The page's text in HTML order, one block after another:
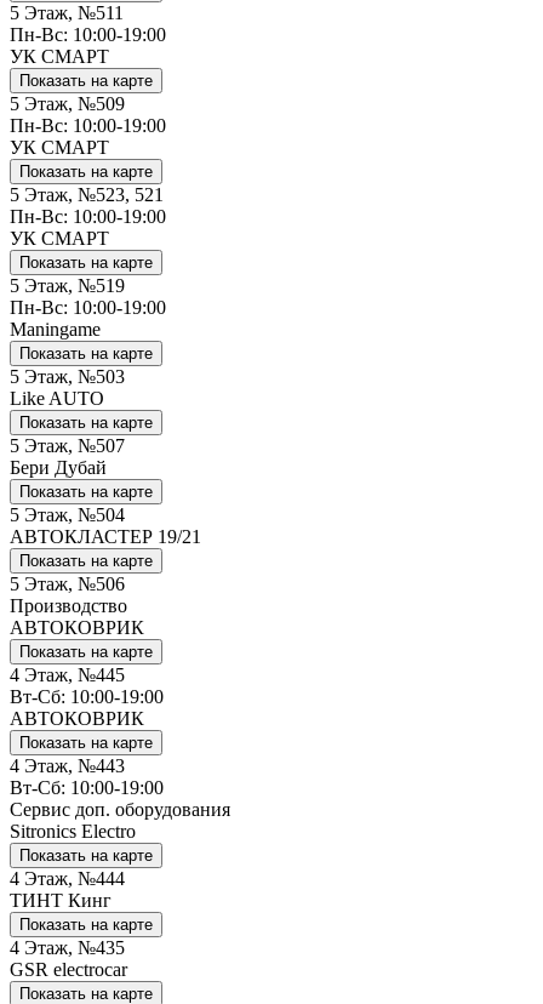
5 Этаж, №511
Пн-Вс: 10:00-19:00
УК СМАРТ
Показать на карте
5 Этаж, №509
Пн-Вс: 10:00-19:00
УК СМАРТ
Показать на карте
5 Этаж, №523, 521
Пн-Вс: 10:00-19:00
УК СМАРТ
Показать на карте
5 Этаж, №519
Пн-Вс: 10:00-19:00
Maningame
Показать на карте
5 Этаж, №503
Like AUTO
Показать на карте
5 Этаж, №507
Бери Дубай
Показать на карте
5 Этаж, №504
АВТОКЛАСТЕР 19/21
Показать на карте
5 Этаж, №506
Производство
АВТОКОВРИК
Показать на карте
4 Этаж, №445
Вт-Сб: 10:00-19:00
АВТОКОВРИК
Показать на карте
4 Этаж, №443
Вт-Сб: 10:00-19:00
Сервис доп. оборудования
Sitronics Electro
Показать на карте
4 Этаж, №444
ТИНТ Кинг
Показать на карте
4 Этаж, №435
GSR electrocar
Показать на карте